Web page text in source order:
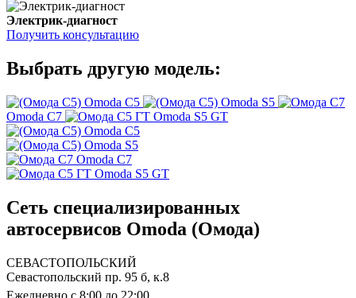
Электрик-диагност
Получить консультацию
Выбрать другую модель:
Omoda C5
Omoda S5
Omoda C7
Omoda S5 GT
Omoda C5
Omoda S5
Omoda C7
Omoda S5 GT
Сеть специализированных
автосервисов Omoda (Омода)
СЕВАСТОПОЛЬСКИЙ
Севастопольский пр. 95 б, к.8
Ежедневно с 8:00 до 22:00